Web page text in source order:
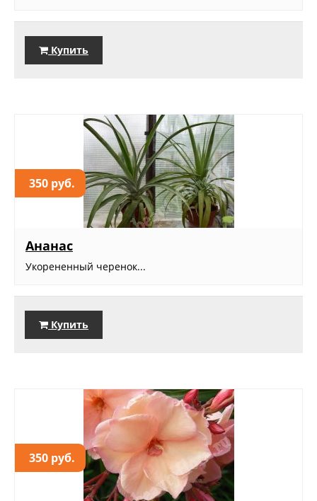
Купить
350 руб.
Ананас
Укорененный черенок...
Купить
350 руб.